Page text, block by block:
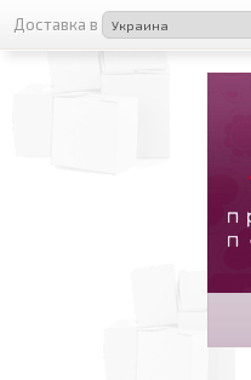
Доставка в